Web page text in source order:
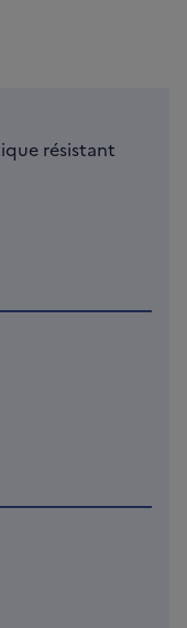
résistant